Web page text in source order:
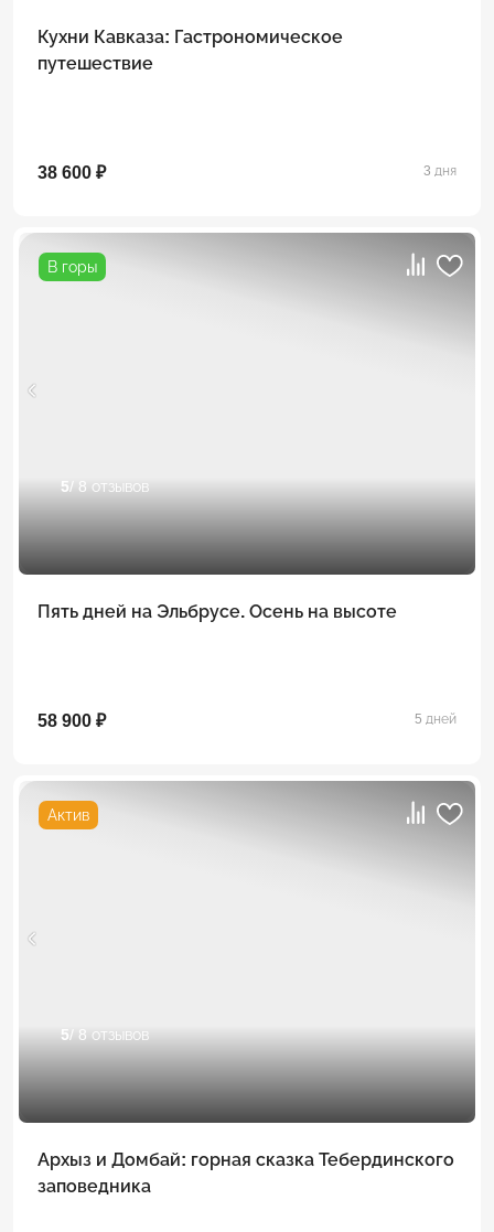
Кухни Кавказа: Гастрономическое
путешествие
38 600 ₽ 3 дня
В горы
5/ 8 отзывов
Пять дней на Эльбрусе. Осень на высоте
58 900 ₽ 5 дней
Актив
5/ 8 отзывов
Архыз и Домбай: горная сказка Тебердинского
заповедника